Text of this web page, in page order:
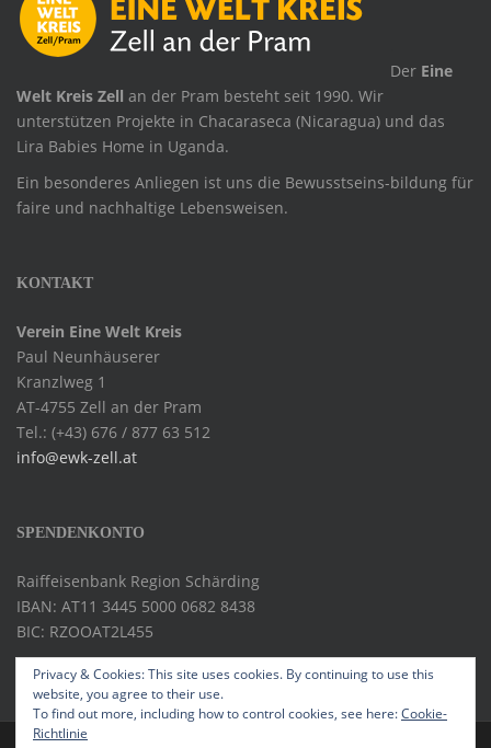
Der Eine
Welt Kreis Zell an der Pram besteht seit 1990. Wir
unterstützen Projekte in Chacaraseca (Nicaragua) und das
Lira Babies Home in Uganda.
Ein besonderes Anliegen ist uns die Bewusstseins-bildung für
faire und nachhaltige Lebensweisen.
KONTAKT
Verein Eine Welt Kreis
Paul Neunhäuserer
Kranzlweg 1
AT-4755 Zell an der Pram
Tel.: (+43) 676 / 877 63 512
info@ewk-zell.at
SPENDENKONTO
Raiffeisenbank Region Schärding
IBAN: AT11 3445 5000 0682 8438
BIC: RZOOAT2L455
Privacy & Cookies: This site uses cookies. By continuing to use this
website, you agree to their use.
To find out more, including how to control cookies, see here:Cookie-
Richtlinie